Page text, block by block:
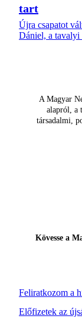
tart
Újra csapatot
Dániel, a tavalyi
A Magyar
alapról, a
társadalmi,
Feliratkozom a
Kövesse a
Előfizetek az